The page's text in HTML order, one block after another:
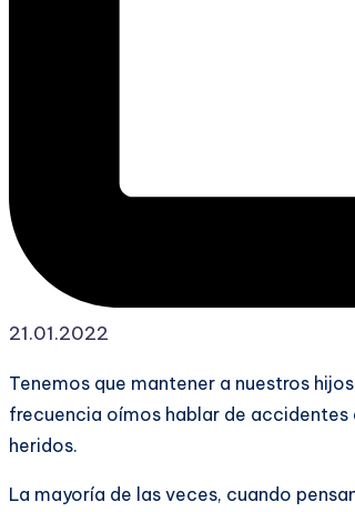
21.01.2022
Tenemos que mantener a nuestros
frecuencia oímos hablar de
heridos.
La mayoría de las veces, cuando